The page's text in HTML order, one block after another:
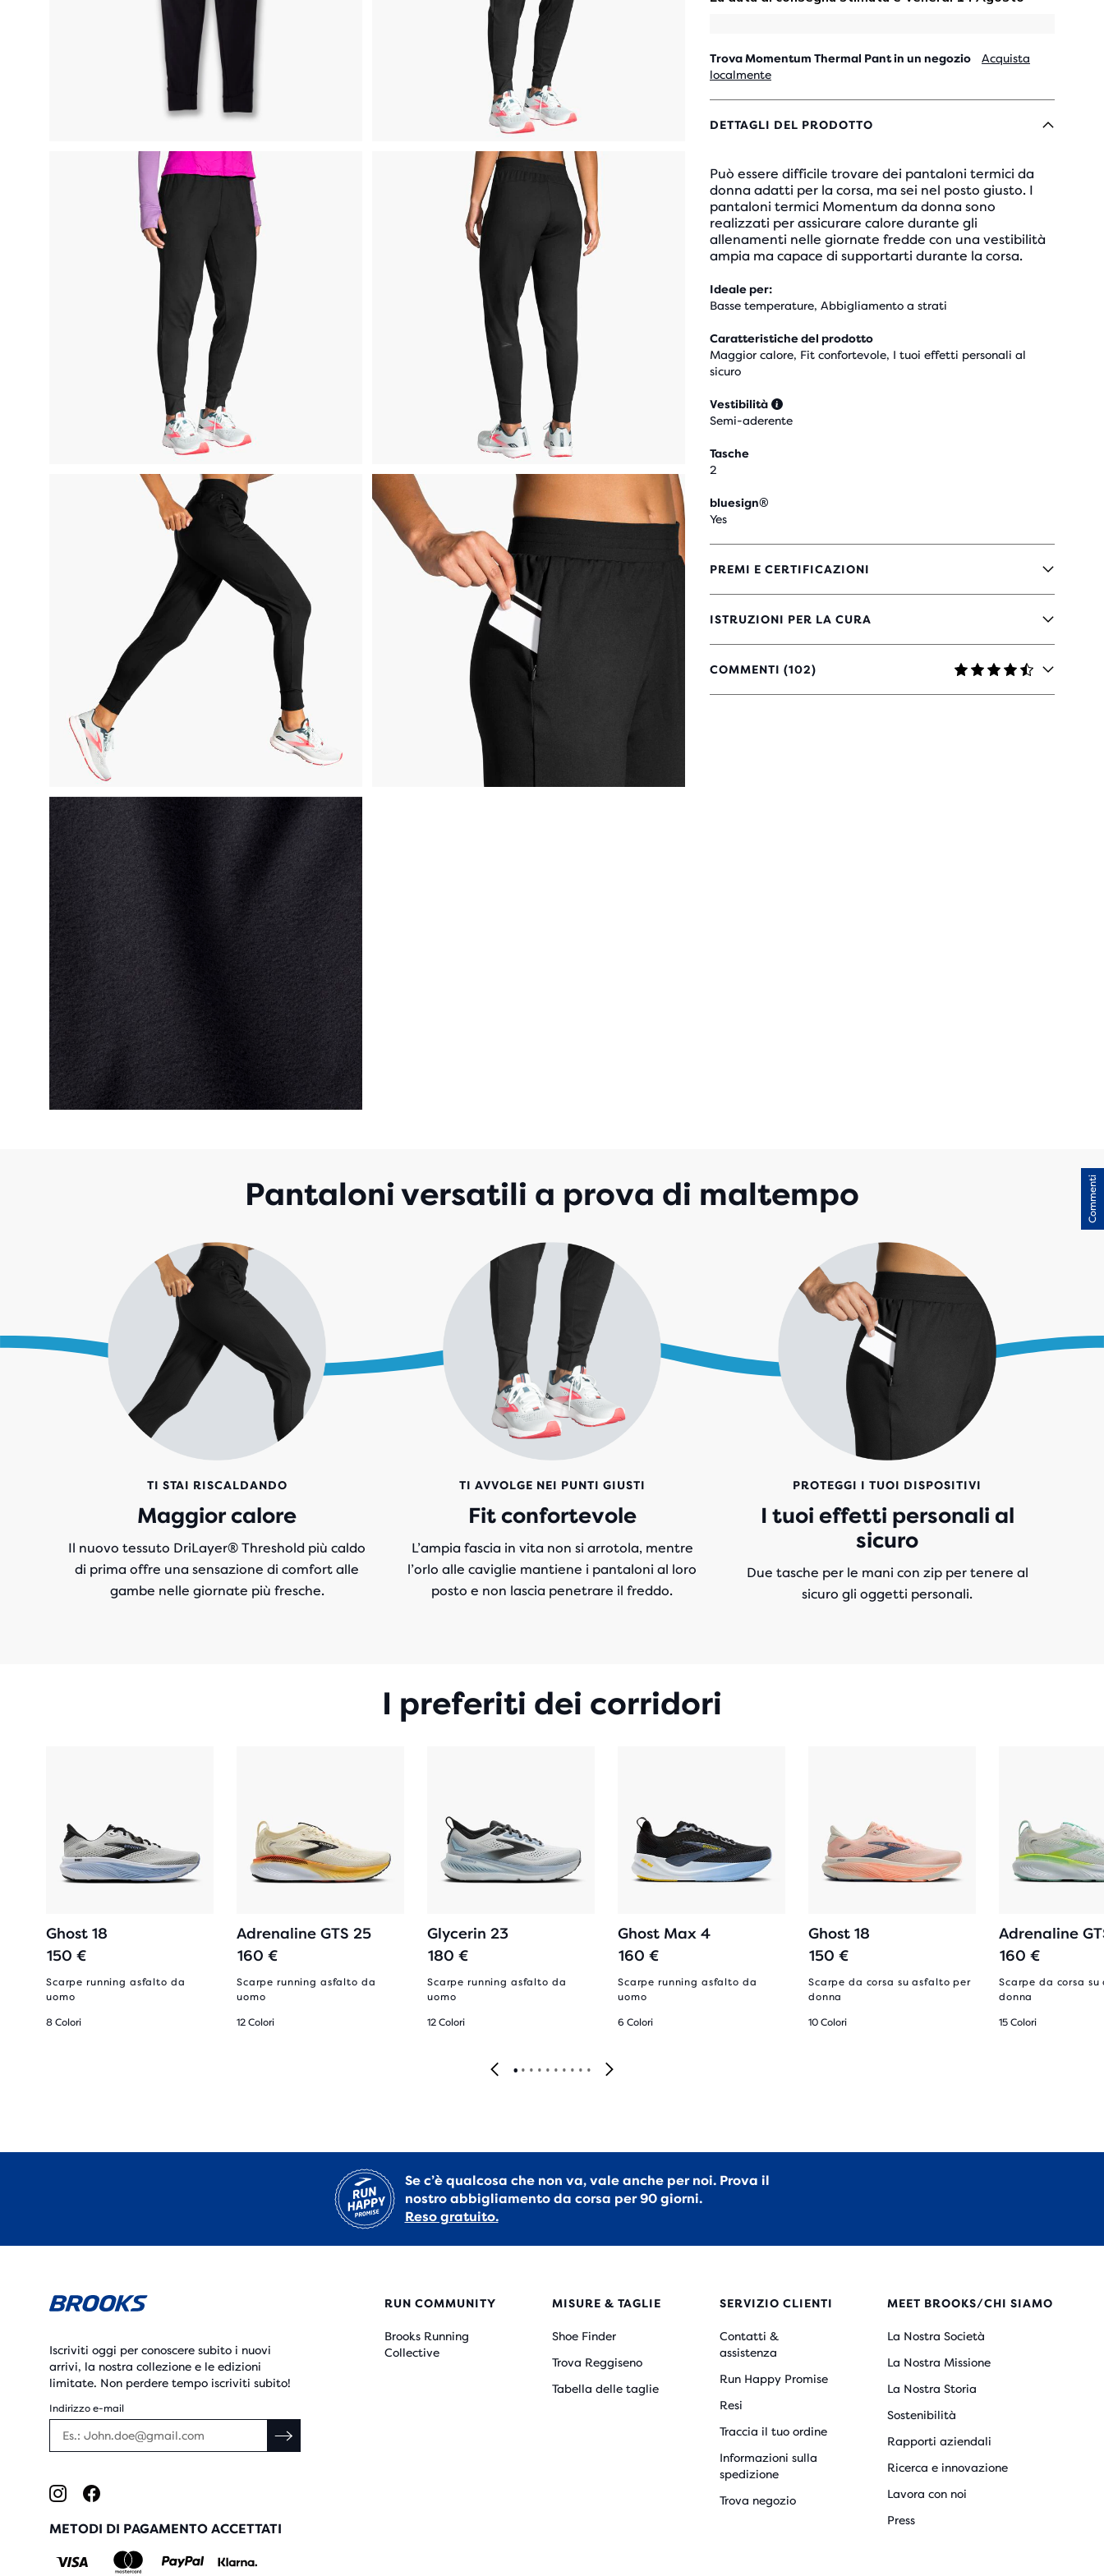
Trova Momentum Thermal Pant in un negozio
Acquista
localmente
DETTAGLI DEL PRODOTTO
Può essere difficile trovare dei pantaloni termici da
donna adatti per la corsa, ma sei nel posto giusto. I
pantaloni termici Momentum da donna sono
realizzati per assicurare calore durante gli
allenamenti nelle giornate fredde con una vestibilità
ampia ma capace di supportarti durante la corsa.
Ideale per:
Basse temperature, Abbigliamento a strati
Caratteristiche del prodotto
Maggior calore, Fit confortevole, I tuoi effetti personali al
sicuro
Vestibilità
Semi-aderente
Tasche
2
bluesign®
Yes
PREMI E CERTIFICAZIONI
ISTRUZIONI PER LA CURA
COMMENTI (102)
4,5
SU
Pantaloni versatili a prova di maltempo
TI STAI RISCALDANDO
Maggior calore
Il nuovo tessuto DriLayer® Threshold più caldo
di prima offre una sensazione di comfort alle
gambe nelle giornate più fresche.
TI AVVOLGE NEI PUNTI GIUSTI
Fit confortevole
L’ampia fascia in vita non si arrotola, mentre
l’orlo alle caviglie mantiene i pantaloni al loro
posto e non lascia penetrare il freddo.
PROTEGGI I TUOI DISPOSITIVI
I tuoi effetti personali al
sicuro
Due tasche per le mani con zip per tenere al
sicuro gli oggetti personali.
I preferiti dei corridori
Ghost 18
150 €
Scarpe running asfalto da
uomo
8 Colori
Adrenaline GTS 25
160 €
Scarpe running asfalto da
uomo
12 Colori
Glycerin 23
180 €
Scarpe running asfalto da
uomo
12 Colori
Ghost Max 4
160 €
Scarpe running asfalto da
uomo
6 Colori
Ghost 18
150 €
Scarpe da corsa su asfalto per
donna
10 Colori
Adrenaline
160 €
Scarpe da corsa
donna
15 Colori
Se c’è qualcosa che non va, vale anche per noi. Prova il
nostro abbigliamento da corsa per 90 giorni.
Reso gratuito.
Iscriviti oggi per conoscere subito i nuovi
arrivi, la nostra collezione e le edizioni
limitate. Non perdere tempo iscriviti subito!
Indirizzo e-mail
METODI DI PAGAMENTO ACCETTATI
RUN COMMUNITY
Brooks Running
Collective
MISURE & TAGLIE
Shoe Finder
Trova Reggiseno
Tabella delle taglie
SERVIZIO CLIENTI
Contatti &
assistenza
Run Happy Promise
Resi
Traccia il tuo ordine
Informazioni sulla
spedizione
Trova negozio
MEET BROOKS/CHI SIAMO
La Nostra Società
La Nostra Missione
La Nostra Storia
Sostenibilità
Rapporti aziendali
Ricerca e innovazione
Lavora con noi
Press
Commenti